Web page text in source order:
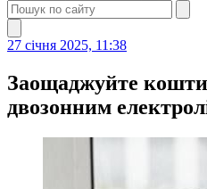
27 січня 2025, 11:38
Заощаджуйте кошти
двозонним